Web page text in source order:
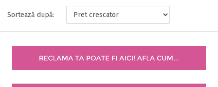
2 stele / margarete
3 stele / margarete
4 stele / margarete
Selecteaza pretul
Sortează după: